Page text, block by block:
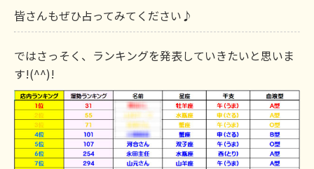
皆さんもぜひ占ってみてください♪
ではさっそく、ランキングを発表していきたいと思いま
す!(^^)!